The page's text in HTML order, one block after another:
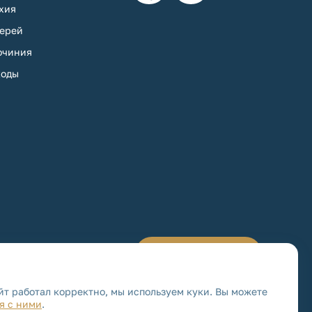
работал корректно, мы используем куки. Вы можете
с ними.